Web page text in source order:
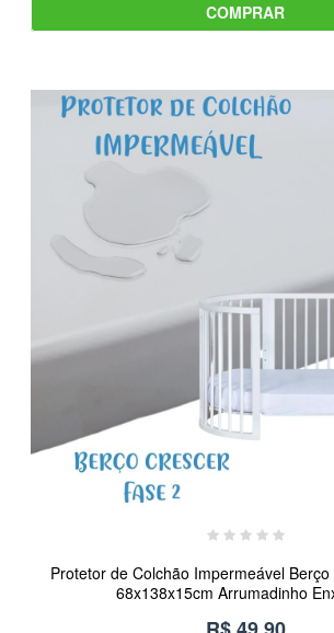
COMPRAR
Protetor de Colchão Impermeável
68x138x15cm Arrumadinho